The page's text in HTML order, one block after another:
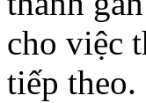
cho việc
tiếp theo.